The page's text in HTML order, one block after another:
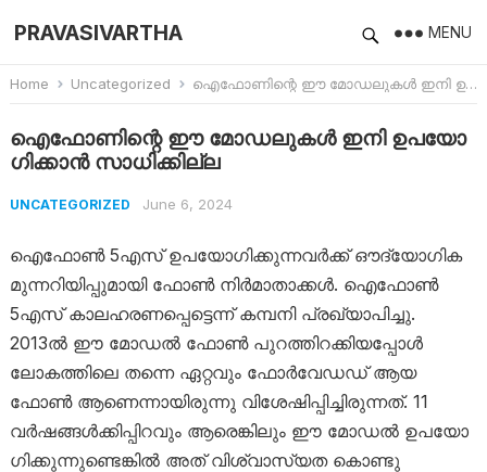
PRAVASIVARTHA MENU
Home Uncategorized ഐഫോണി​ന്റെ ഈ മോഡലുകൾ ഇനി ഉപയോ​ഗിക്കാൻ സാധിക്കില്ല
ഐഫോണി​ന്റെ ഈ മോഡലുകൾ ഇനി ഉപയോ​
ഗിക്കാൻ സാധിക്കില്ല
UNCATEGORIZED June 6, 2024
ഐഫോൺ 5എസ് ഉപയോ​ഗിക്കുന്നവർക്ക് ഔദ്യോ​ഗിക
മുന്നറിയിപ്പുമായി ഫോൺ നിർമാതാക്കൾ. ഐഫോൺ
5എസ് കാലഹരണപ്പെട്ടെന്ന് കമ്പനി പ്രഖ്യാപിച്ചു.
2013ൽ ഈ മോഡൽ ഫോൺ പുറത്തിറക്കിയപ്പോൾ
ലോകത്തിലെ തന്നെ ഏറ്റവും ഫോർവേഡഡ് ആയ
ഫോൺ ആണെന്നായിരുന്നു വിശേഷിപ്പിച്ചിരുന്നത്. 11
വർഷങ്ങൾക്കിപ്പിറവും ആരെങ്കിലും ഈ മോഡൽ ഉപയോ​
ഗിക്കുന്നുണ്ടെങ്കിൽ അത് വിശ്വാസ്യത കൊണ്ടു